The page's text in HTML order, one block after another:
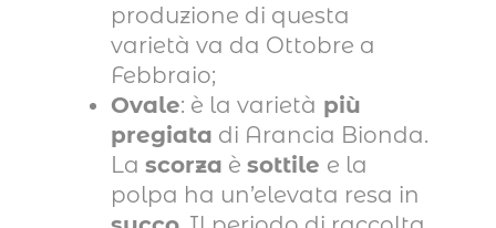
produzione di questa
varietà va da Ottobre a
Febbraio;
Ovale: è la varietà più
pregiata di Arancia Bionda.
La scorza è sottile e la
polpa ha un’elevata resa in